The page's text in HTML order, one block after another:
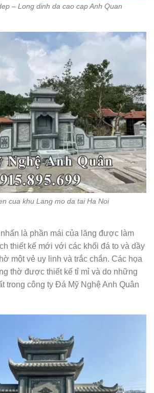
– Long dinh da cao cap Anh Quan
cua khu Lang mo da tai Ha Noi
là phần mái của lăng được làm
thiết kế mới với các khối đá to và dầy
một vẻ uy linh và trắc chắn. Các họa
thờ được thiết kế tỉ mỉ và do những
trong công ty Đá Mỹ Nghệ Anh Quân